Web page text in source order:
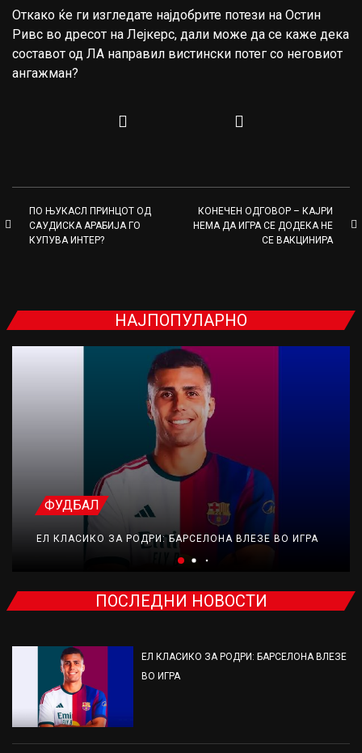
Откако ќе ги изгледате најдобрите потези на Остин
Ривс во дресот на Лејкерс, дали може да се каже дека
составот од ЛА направил вистински потег со неговиот
ангажман?
ПО ЊУКАСЛ ПРИНЦОТ ОД
САУДИСКА АРАБИЈА ГО
КУПУВА ИНТЕР?
КОНЕЧЕН ОДГОВОР – КАЈРИ
НЕМА ДА ИГРА СЕ ДОДЕКА НЕ
СЕ ВАКЦИНИРА
НАЈПОПУЛАРНО
ФУДБАЛ
ЕЛ КЛАСИКО ЗА РОДРИ: БАРСЕЛОНА ВЛЕЗЕ ВО ИГРА
ПОСЛЕДНИ НОВОСТИ
ЕЛ КЛАСИКО ЗА РОДРИ: БАРСЕЛОНА ВЛЕЗЕ
ВО ИГРА